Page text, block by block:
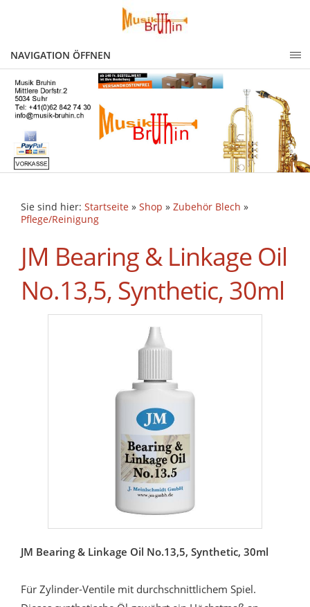
NAVIGATION ÖFFNEN
Sie sind hier: Startseite » Shop » Zubehör Blech »
Pflege/Reinigung
JM Bearing & Linkage Oil
No.13,5, Synthetic, 30ml
JM Bearing & Linkage Oil No.13,5, Synthetic, 30ml
Für Zylinder-Ventile mit durchschnittlichem Spiel.